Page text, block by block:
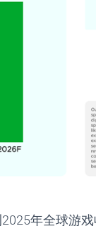
2025年全球游戏